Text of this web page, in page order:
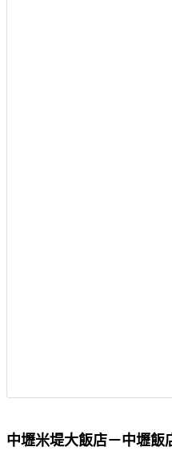
中壢米堤大飯店－中壢飯